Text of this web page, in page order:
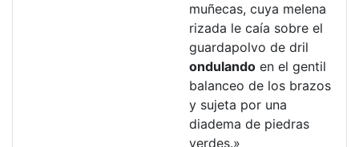
muñecas, cuya melena
rizada le caía sobre el
guardapolvo de dril
ondulando en el gentil
balanceo de los brazos
y sujeta por una
diadema de piedras
verdes.»